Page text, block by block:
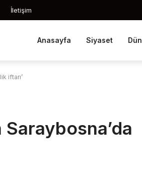
İletişim
Anasayfa Siyaset
iftarı’